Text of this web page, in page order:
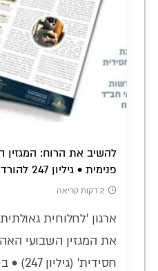
להשיב את הרוח: המגזין
פנימית • גיליון 247 להורדה
2 דקות קריאה
ארגון 'לחלוחית
את המגזין השבועי
חסידית'